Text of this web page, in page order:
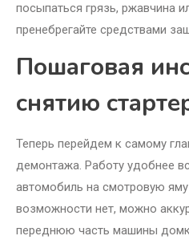
посыпаться грязь, ржавчина
пренебрегайте средствами
Пошаговая
снятию
Теперь перейдем к самому
демонтажа. Работу удобнее
автомобиль на смотровую яму
возможности нет, можно
переднюю часть машины